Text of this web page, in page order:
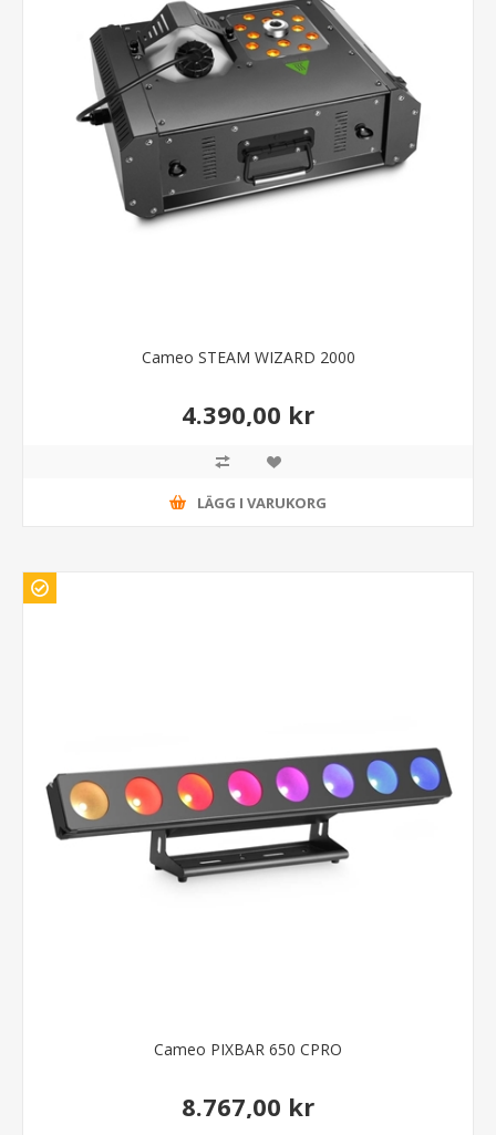
Cameo STEAM WIZARD 2000
4.390,00 kr
LÄGG I VARUKORG
Cameo PIXBAR 650 CPRO
8.767,00 kr